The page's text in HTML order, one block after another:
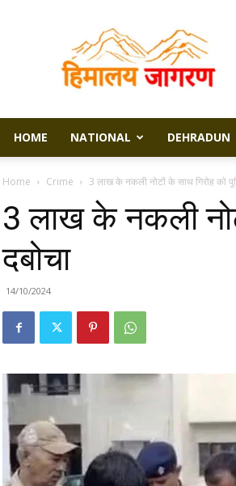
Himalaya
Jagran
HOME NATIONAL DEHRADUN
Home Crime 3 लाख के नकली नोटों के साथ गिरोह को
3 लाख के नकली
दबोचा
14/10/2024